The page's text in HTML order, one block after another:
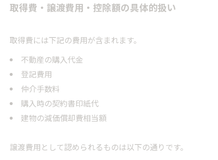
取得費・譲渡費用・控除額の具体的扱い
取得費には下記の費用が含まれます。
不動産の購入代金
登記費用
仲介手数料
購入時の契約書印紙代
建物の減価償却費相当額
譲渡費用として認められるものは以下の通りです。